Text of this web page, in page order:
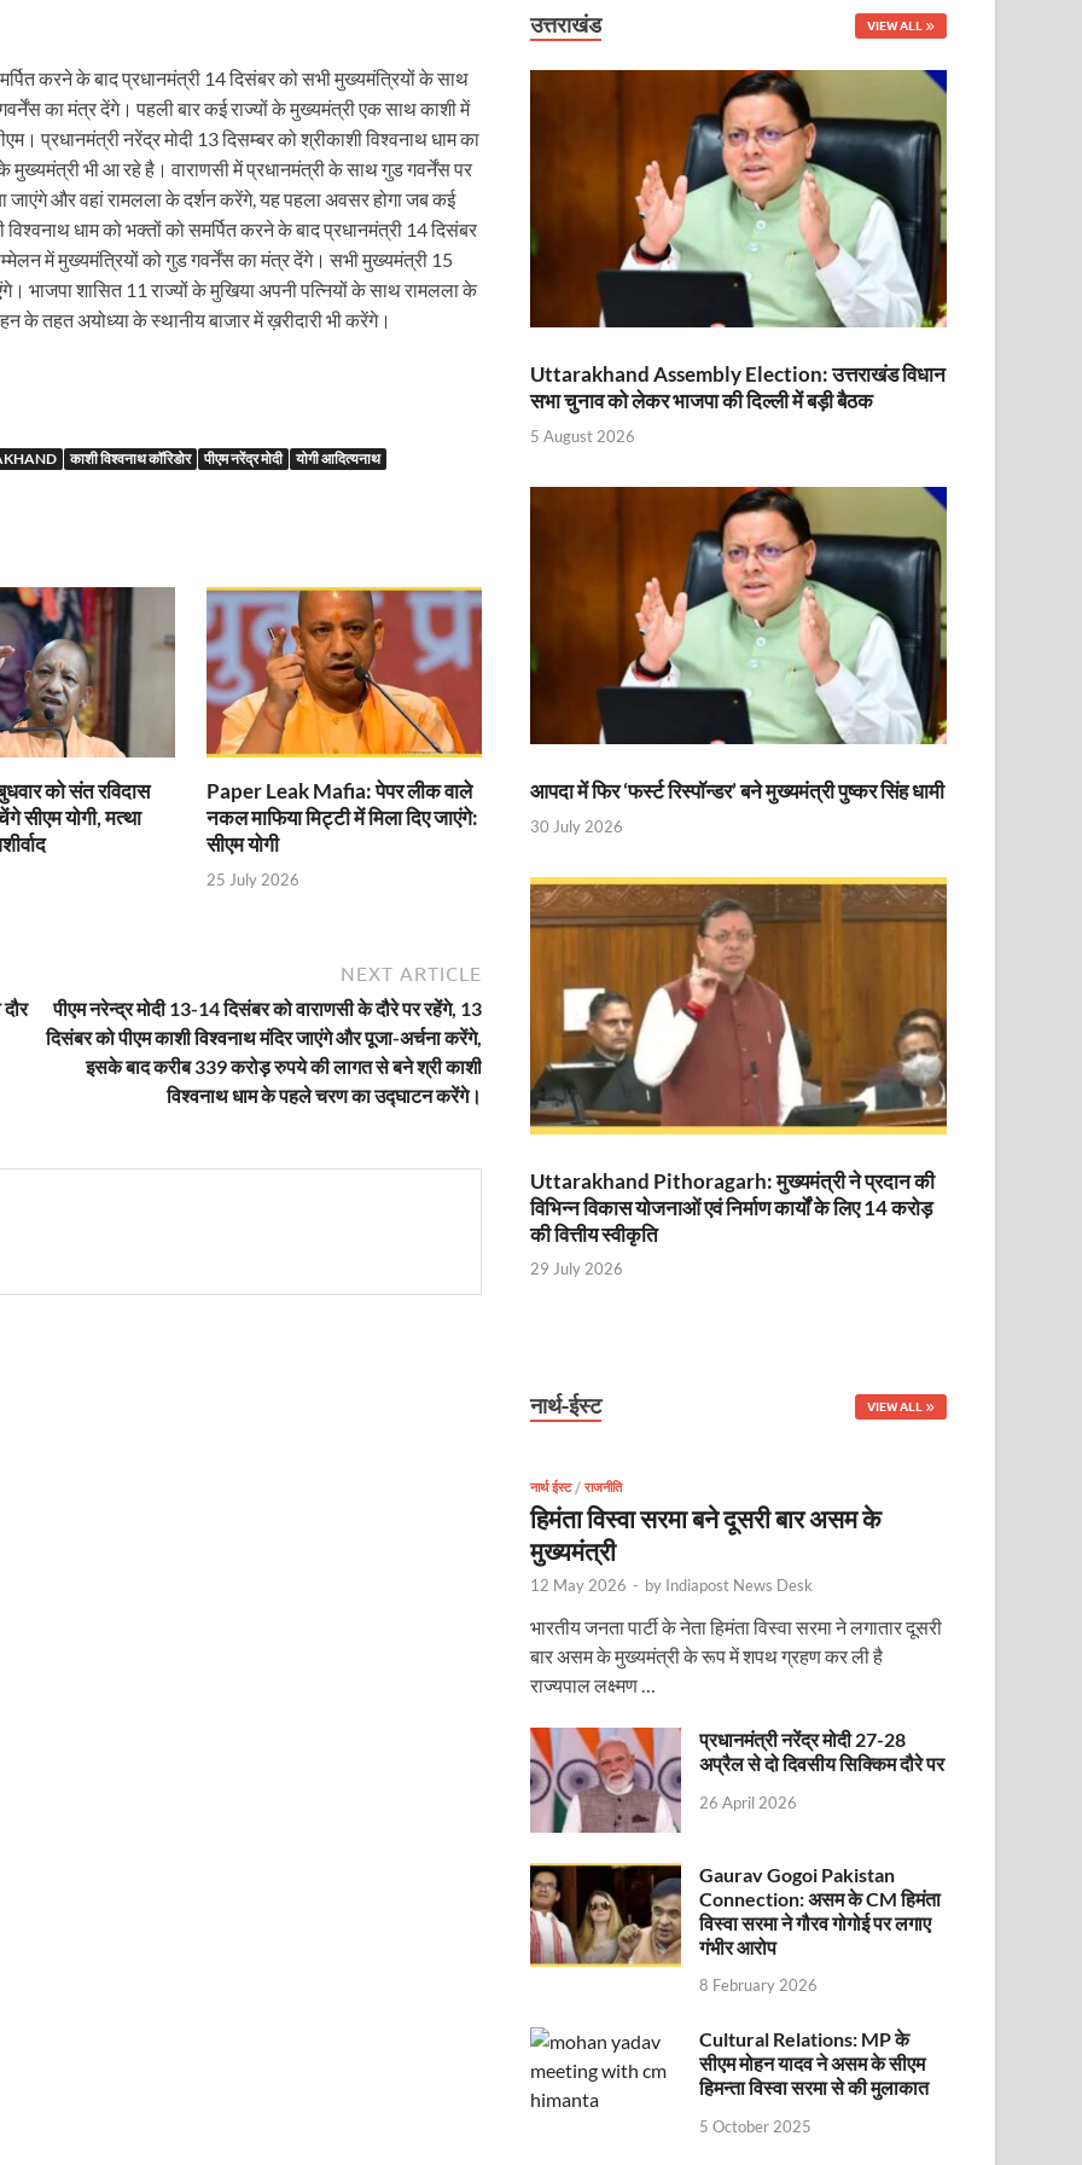
स्तर पर पदक जीतने वाली उत्तराखंड की महिला मुक्केबाज, मुख्यमंत्री ने किया सम्मानित
उभरा उत्तर प्रदेश
वीआईपी सुविधा मिलने की खबरों का जेल प्रशासन ने किया खंडन
को बाराबंकी दौरे पर रहेंगे, विकास परियोजनाओं की देंगे सौगात
NM
एवं केंद्रीय मंत्री किरेन रिजिजू ने किया छठे ‘लोक संवर्धन पर्व’ का शुभारंभ
धामी के CM के रूप में 5 वर्ष पूर्ण होने पर श्री काशी विश्वनाथ मंदिर में विशेष पूजा-अर्चना
डॉ. तीजन बाई के निधन
ने दिया बड़ा गिफ़्ट
जन की सरकार-जन जन के द्वार’ कार्यकम
में
देसाई समिति, लागू करने की प्रक्रिया शुरू
पर, ट्राइबल यूथ हॉस्टल के युवाओं को मुख्यमंत्री का मार्गदर्शन
सुविधा पोर्टल को भी मुख्यमंत्री नायब सिंह सैनी ने किया लॉन्च
की अध्यक्षता में उद्योगपतियों के साथ उच्च स्तरीय बैठक
अब और बेहतर निगरानी
लेकर सीएम धामी का सख्त एक्शन प्लान तैयार
मंत्री ने किया हवाई सर्वे
और गृह मंत्री को प्रेजेंटेशन देंगे सीएम साय
को “सबका साथ सबका विकास – जनता की आकांक्षाओं को पूरा करना” विषय पर बजट के बाद आयोजित वेबिनार को संबोधित करेंगे
करने के बाद प्रधानमंत्री 14 दिसंबर को सभी मुख्यमंत्रियों के साथ
का मंत्र देंगे। पहली बार कई राज्यों के मुख्यमंत्री एक साथ काशी में
प्रधानमंत्री नरेंद्र मोदी 13 दिसम्बर को श्रीकाशी विश्वनाथ धाम का
मुख्यमंत्री भी आ रहे है। वाराणसी में प्रधानमंत्री के साथ गुड गवर्नेंस पर
जाएंगे और वहां रामलला के दर्शन करेंगे, यह पहला अवसर होगा जब कई
धाम को भक्तों को समर्पित करने के बाद प्रधानमंत्री 14 दिसंबर
में मुख्यमंत्रियों को गुड गवर्नेंस का मंत्र देंगे। सभी मुख्यमंत्री 15
भाजपा शासित 11 राज्यों के मुखिया अपनी पत्नियों के साथ रामलला के
के तहत अयोध्या के स्थानीय बाजार में ख़रीदारी भी करेंगे।
काशी विश्वनाथ कॉरिडोर पीएम नरेंद्र मोदी योगी आदित्यनाथ
को संत रविदास
सीएम योगी, मत्था
Paper Leak Mafia: पेपर लीक वाले
नकल माफिया मिट्टी में मिला दिए जाएंगे:
सीएम योगी
25 July 2026
NEXT ARTICLE
पीएम नरेन्द्र मोदी 13-14 दिसंबर को वाराणसी के दौरे पर रहेंगे, 13
दिसंबर को पीएम काशी विश्वनाथ मंदिर जाएंगे और पूजा-अर्चना करेंगे,
इसके बाद करीब 339 करोड़ रुपये की लागत से बने श्री काशी
विश्वनाथ धाम के पहले चरण का उद्घाटन करेंगे।
उत्तराखंड VIEW ALL
Uttarakhand Assembly Election: उत्तराखंड विधान
सभा चुनाव को लेकर भाजपा की दिल्ली में बड़ी बैठक
5 August 2026
आपदा में फिर ‘फर्स्ट रिस्पॉन्डर’ बने मुख्यमंत्री पुष्कर सिंह धामी
30 July 2026
Uttarakhand Pithoragarh: मुख्यमंत्री ने प्रदान की
विभिन्न विकास योजनाओं एवं निर्माण कार्यों के लिए 14 करोड़
की वित्तीय स्वीकृति
29 July 2026
नार्थ-ईस्ट VIEW ALL
नार्थ ईस्ट/राजनीति
हिमंता विस्वा सरमा बने दूसरी बार असम के
मुख्यमंत्री
12 May 2026 - by Indiapost News Desk
भारतीय जनता पार्टी के नेता हिमंता विस्वा सरमा ने लगातार दूसरी
बार असम के मुख्यमंत्री के रूप में शपथ ग्रहण कर ली है
राज्यपाल लक्ष्मण …
प्रधानमंत्री नरेंद्र मोदी 27-28
अप्रैल से दो दिवसीय सिक्किम दौरे पर
26 April 2026
Gaurav Gogoi Pakistan
Connection: असम के CM हिमंता
विस्वा सरमा ने गौरव गोगोई पर लगाए
गंभीर आरोप
8 February 2026
Cultural Relations: MP के
सीएम मोहन यादव ने असम के सीएम
हिमन्ता विस्वा सरमा से की मुलाकात
5 October 2025